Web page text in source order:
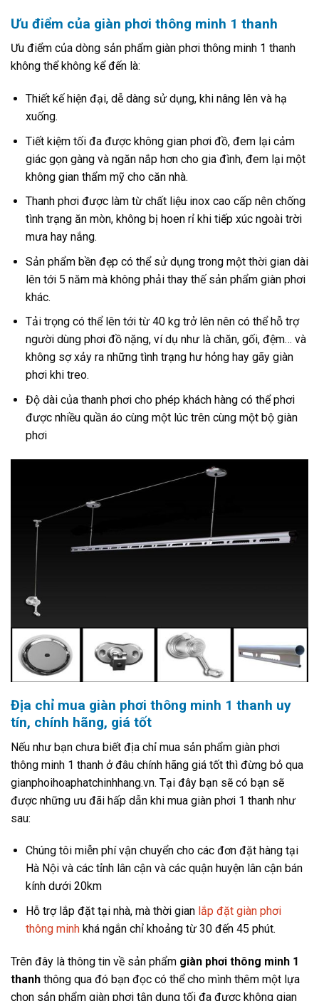
Ưu điểm của giàn phơi thông minh 1 thanh
Ưu điểm của dòng sản phẩm giàn phơi thông minh 1 thanh
không thể không kể đến là:
Thiết kế hiện đại, dễ dàng sử dụng, khi nâng lên và hạ
xuống.
Tiết kiệm tối đa được không gian phơi đồ, đem lại cảm
giác gọn gàng và ngăn nắp hơn cho gia đình, đem lại một
không gian thẩm mỹ cho căn nhà.
Thanh phơi được làm từ chất liệu inox cao cấp nên chống
tình trạng ăn mòn, không bị hoen rỉ khi tiếp xúc ngoài trời
mưa hay nắng.
Sản phẩm bền đẹp có thể sử dụng trong một thời gian dài
lên tới 5 năm mà không phải thay thế sản phẩm giàn phơi
khác.
Tải trọng có thể lên tới từ 40 kg trở lên nên có thể hỗ trợ
người dùng phơi đồ nặng, ví dụ như là chăn, gối, đệm… và
không sợ xảy ra những tình trạng hư hỏng hay gãy giàn
phơi khi treo.
Độ dài của thanh phơi cho phép khách hàng có thể phơi
được nhiều quần áo cùng một lúc trên cùng một bộ giàn
phơi
Địa chỉ mua giàn phơi thông minh 1 thanh uy
tín, chính hãng, giá tốt
Nếu như bạn chưa biết địa chỉ mua sản phẩm giàn phơi
thông minh 1 thanh ở đâu chính hãng giá tốt thì đừng bỏ qua
gianphoihoaphatchinhhang.vn. Tại đây bạn sẽ có bạn sẽ
được những ưu đãi hấp dẫn khi mua giàn phơi 1 thanh như
sau:
Chúng tôi miễn phí vận chuyển cho các đơn đặt hàng tại
Hà Nội và các tỉnh lân cận và các quận huyện lân cận bán
kính dưới 20km
Hỗ trợ lắp đặt tại nhà, mà thời gian lắp đặt giàn phơi
thông minhkhá ngắn chỉ khoảng từ 30 đến 45 phút.
Trên đây là thông tin về sản phẩm giàn phơi thông minh 1
thanh thông qua đó bạn đọc có thể cho mình thêm một lựa
chọn sản phẩm giàn phơi tận dụng tối đa được không gian